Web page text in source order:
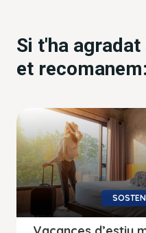
Si t'ha
et recomanem: